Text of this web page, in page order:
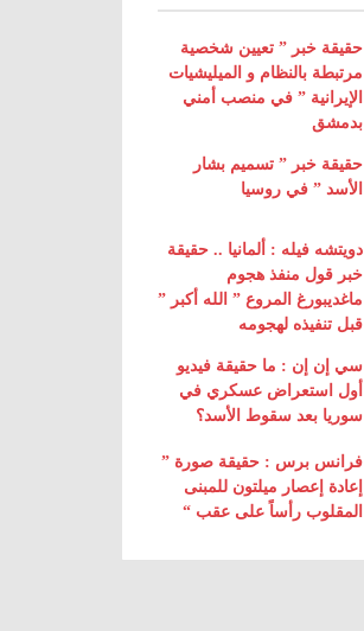
حقيقة خبر ” تعيين شخصية
مرتبطة بالنظام و الميليشيات
الإيرانية ” في منصب أمني
بدمشق
حقيقة خبر ” تسميم بشار
الأسد ” في روسيا
دويتشه فيله : ألمانيا .. حقيقة
خبر قول منفذ هجوم
ماغديبورغ المروع ” الله أكبر ”
قبل تنفيذه لهجومه
سي إن إن : ما حقيقة فيديو
أول استعراض عسكري في
سوريا بعد سقوط الأسد؟
فرانس برس : حقيقة صورة ”
إعادة إعصار ميلتون للمبنى
المقلوب رأساً على عقب “